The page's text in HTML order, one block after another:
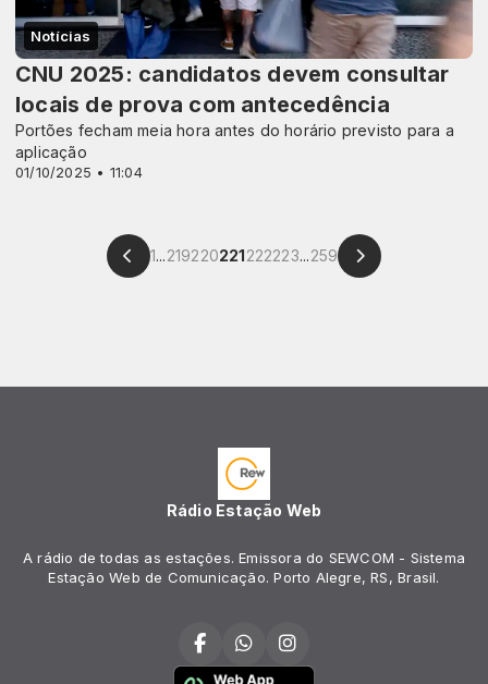
Notícias
01/10/2025 • 11:04
CNU 2025: candidatos devem consultar
locais de prova com antecedência
Portões fecham meia hora antes do horário previsto para a
aplicação
1...219220221222223...259
Rádio Estação Web
A rádio de todas as estações. Emissora do SEWCOM - Sistema
Estação Web de Comunicação. Porto Alegre, RS, Brasil.